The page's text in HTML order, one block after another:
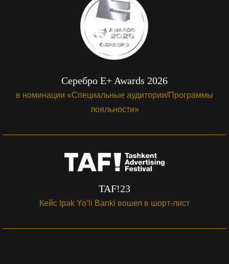
Серебро E+ Awards 2026
в номинации «Специальные аудитории/Программы
лояльности»
TAF!23
Кейс Ipak Yo’li Banki вошел в шорт-лист